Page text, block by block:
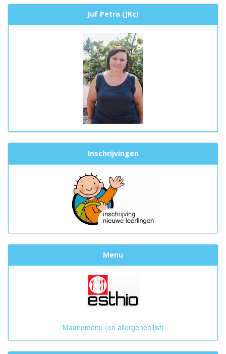
Juf Petra (JKc)
Inschrijvingen
Menu
Maandmenu (en allergenenlijst)